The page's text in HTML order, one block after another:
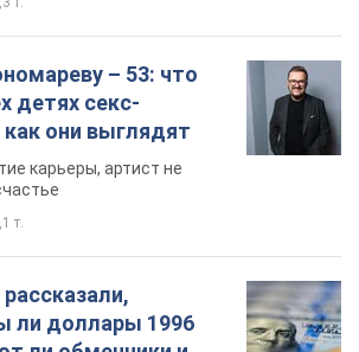
ли доллары 1996
ли обменники и
и обменники не
доллары
т.